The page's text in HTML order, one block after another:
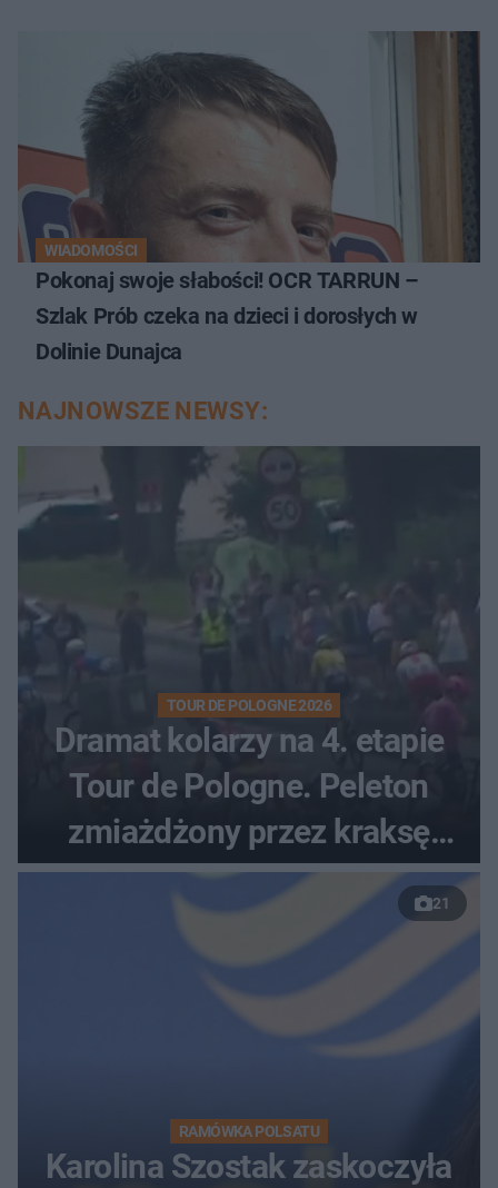
WIADOMOŚCI
Pokonaj swoje słabości! OCR TARRUN –
Szlak Prób czeka na dzieci i dorosłych w
Dolinie Dunajca
NAJNOWSZE NEWSY:
TOUR DE POLOGNE 2026
Dramat kolarzy na 4. etapie
Tour de Pologne. Peleton
zmiażdżony przez kraksę
przed Karpaczem
21
RAMÓWKA POLSATU
Karolina Szostak zaskoczyła